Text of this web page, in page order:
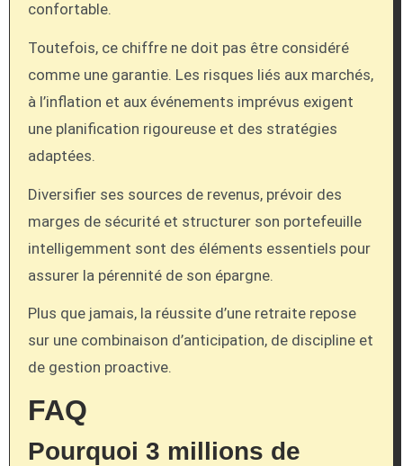
confortable.
Toutefois, ce chiffre ne doit pas être considéré
comme une garantie. Les risques liés aux marchés,
à l’inflation et aux événements imprévus exigent
une planification rigoureuse et des stratégies
adaptées.
Diversifier ses sources de revenus, prévoir des
marges de sécurité et structurer son portefeuille
intelligemment sont des éléments essentiels pour
assurer la pérennité de son épargne.
Plus que jamais, la réussite d’une retraite repose
sur une combinaison d’anticipation, de discipline et
de gestion proactive.
FAQ
Pourquoi 3 millions de